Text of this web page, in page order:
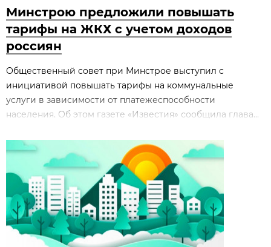
Минстрою предложили повышать
тарифы на ЖКХ с учетом доходов
россиян
Общественный совет при Минстрое выступил с
инициативой повышать тарифы на коммунальные
услуги в зависимости от платежеспособности
населения. Об этом газете «Известия» сообщила глава...